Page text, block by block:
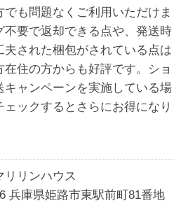
も問題なくご利用いただけま
要で返却できる点や、発送時
された梱包がされている点は
住の方からも好評です。ショ
キャンペーンを実施している場
ックするとさらにお得になり
リンハウス
兵庫県姫路市東駅前町81番地